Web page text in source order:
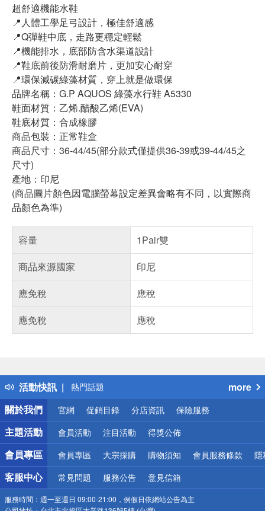
超舒適機能水鞋
📍人體工學足弓設計，極佳舒適感
📍Q彈鞋中底，走路更穩定輕鬆
📍機能排水，底部防含水渠道設計
📍鞋底前後防滑耐磨片，更加安心耐穿
📍環保減碳綠藻材質，穿上就是做環保
品牌名稱：G.P AQUOS 綠藻水行鞋 A5330
鞋面材質：乙烯.醋酸乙烯(EVA)
鞋底材質：合成橡膠
商品包裝：正常鞋盒
商品尺寸：36-44/45(部分款式僅提供36-39或39-44/45之
尺寸)
產地：印尼
(商品圖片顏色因電腦螢幕設定差異會略有不同，以實際商
品顏色為準)
容量
1Pair雙
商品來源國家
印尼
應免稅
應稅
應免稅
應稅
活動快訊
得獎公告
熱門話題
銀行優惠
偏遠地區配送
詐騙網頁！請小心！
more
關於我們
官網 促銷目錄 分店資訊 保險服務
主題活動 會員活動 注目活動 得獎公佈
會員專區 會員專區 大宗採購 購物須知 會員服務條款 隱
客服中心 常見問題 服務公告 意見信箱
服務時間： 週一至週日 09:00-21:00，例假日依網站公告為主